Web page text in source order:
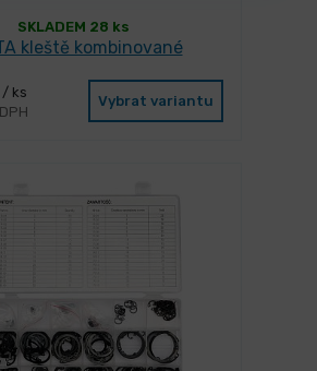
SKLADEM 28 ks
kleště kombinované
/ ks
Vybrat variantu